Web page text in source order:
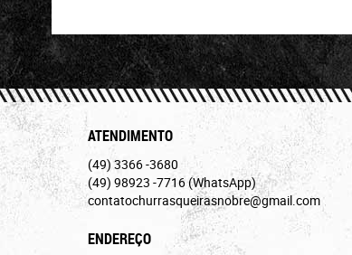
ATENDIMENTO
(49)3366 -3680
(49) 98923 -7716(WhatsApp)
contatochurrasqueirasnobre@gmail.com
ENDEREÇO